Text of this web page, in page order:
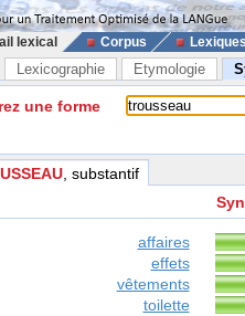
lexical Corpus
Lexicographie Etymologie
une forme
, substantif
affaires
effets
vêtements
toilette